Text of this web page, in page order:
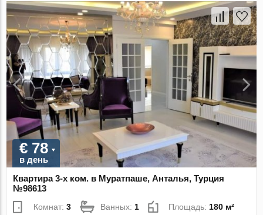
€ 78
в день
Квартира 3-х ком. в Муратпаше, Анталья, Турция
№98613
Комнат:3 Ванных:1 Площадь:180 м²